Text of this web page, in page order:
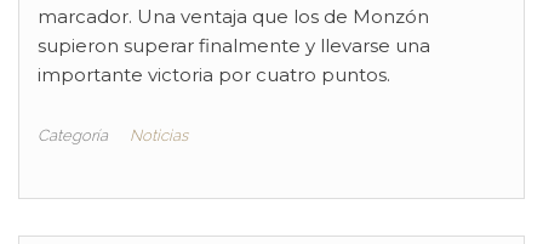
marcador. Una ventaja que los de Monzón
supieron superar finalmente y llevarse una
importante victoria por cuatro puntos.
Categoría Noticias